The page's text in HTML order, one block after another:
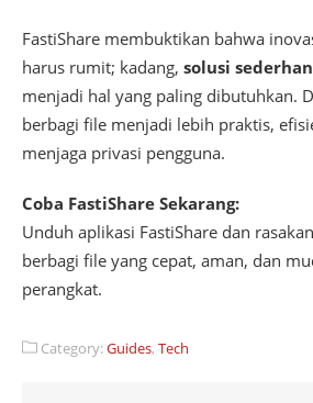
FastiShare membuktikan bahwa
harus rumit; kadang, solusi
menjadi hal yang paling dibutuhkan.
berbagi file menjadi lebih praktis,
menjaga privasi pengguna.
Coba FastiShare Sekarang:
Unduh aplikasi FastiShare dan
berbagi file yang cepat, aman, dan
perangkat.
Category:Guides, Tech